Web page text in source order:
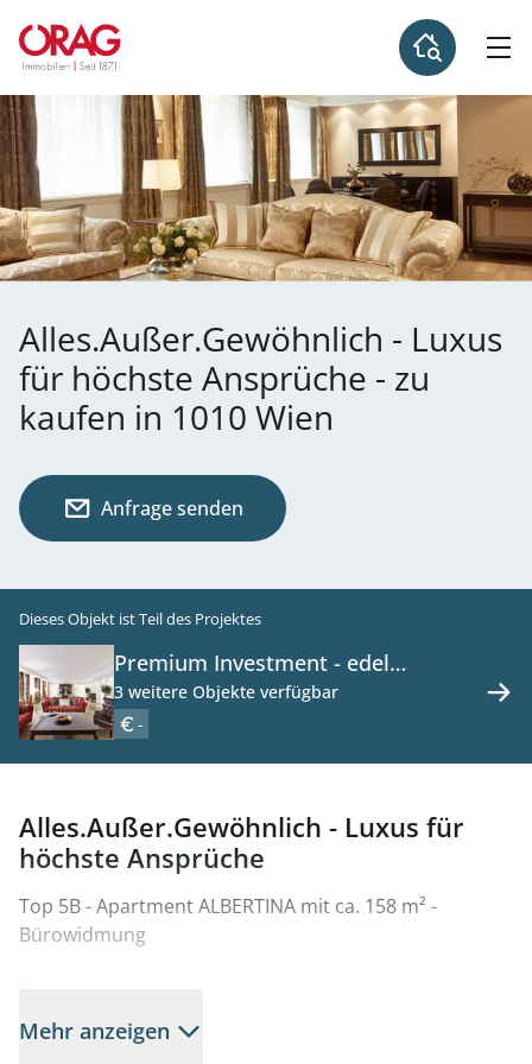
Alles.Außer.Gewöhnlich - Luxus
für höchste Ansprüche - zu
kaufen in 1010 Wien
Anfrage senden
Dieses Objekt ist Teil des Projektes
Premium Investment - edel
ausgestattetes Wohnungspaket in
exklusiver Innenstadtlage mit 5 *
Hotel-Service - zu kaufen in 1010
3 weitere Objekte verfügbar
-
Alles.Außer.Gewöhnlich - Luxus für
höchste Ansprüche
Top 5B - Apartment ALBERTINA mit ca. 158 m² -
Bürowidmung
klassischem Touch. Das individuell eingerichtete
Albertina Apartment bietet den idealen
Mehr anzeigen